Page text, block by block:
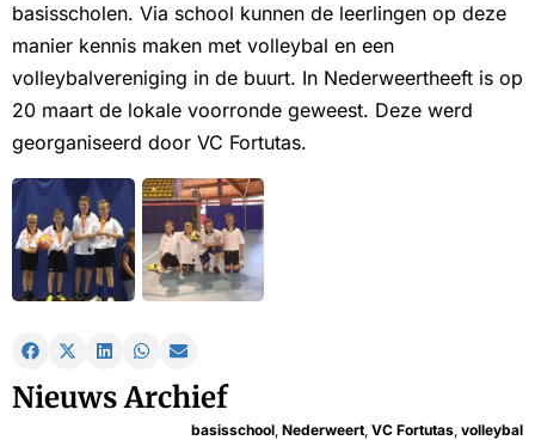
basisscholen. Via school kunnen de leerlingen op deze
manier kennis maken met volleybal en een
volleybalvereniging in de buurt. In Nederweertheeft is op
20 maart de lokale voorronde geweest. Deze werd
georganiseerd door VC Fortutas.
Nieuws Archief
basisschool Nederweert VC Fortutas volleybal